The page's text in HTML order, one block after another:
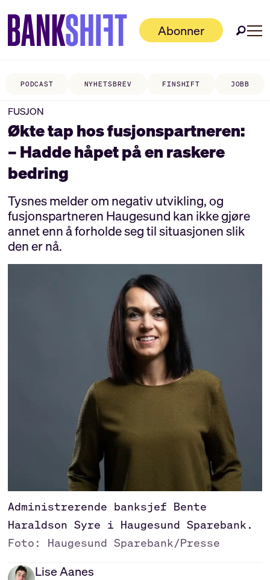
Abonner
PODCAST NYHETSBREV FINSHIFT JOBB
FUSJON
Økte tap hos fusjonspartneren:
– Hadde håpet på en raskere
bedring
Tysnes melder om negativ utvikling, og
fusjonspartneren Haugesund kan ikke gjøre
annet enn å forholde seg til situasjonen slik
den er nå.
Administrerende banksjef Bente
Haraldson Syre i Haugesund Sparebank.
Foto: Haugesund Sparebank/Presse
LiseAanes